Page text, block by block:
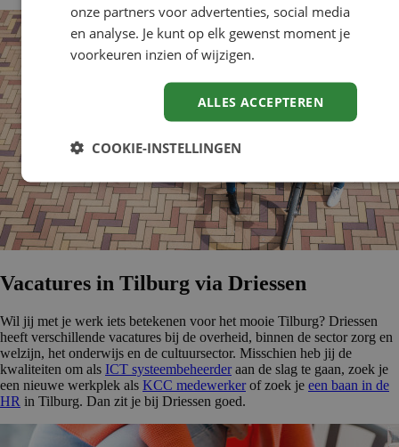
Vacatures in Tilburg via Driessen
Wil jij met je werk iets betekenen voor het mooie Tilburg? Driessen
heeft verschillende vacatures bij de overheid, binnen de sector zorg en
welzijn, het onderwijs en de cultuursector. Misschien heb jij de
kwaliteiten om als ICT systeembeheerderaan de slag te gaan, zoek je
een nieuwe werkplek als KCC medewerkerof zoek je een baan in de
HR in Tilburg. Dan zit je bij Driessen goed.
onze partners voor advertenties, social media
en analyse. Je kunt op elk gewenst moment je
voorkeuren inzien of wijzigen.
ALLES ACCEPTEREN
COOKIE-INSTELLINGEN